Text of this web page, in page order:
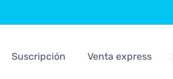
Suscripción Venta express